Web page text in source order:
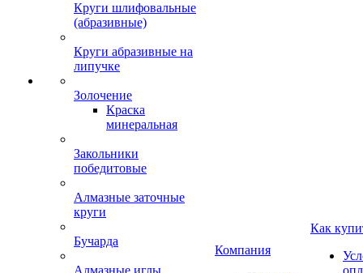
Круги шлифовальные
(абразивные)
Круги абразивные на
липучке
Золочение
Краска
минеральная
Закольники
победитовые
Алмазные заточные
круги
Бучарда
Алмазные иглы
Компания
Как